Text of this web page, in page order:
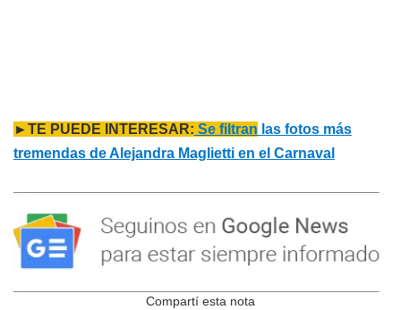
►TE PUEDE INTERESAR: Se filtran las fotos más
tremendas de Alejandra Maglietti en el Carnaval